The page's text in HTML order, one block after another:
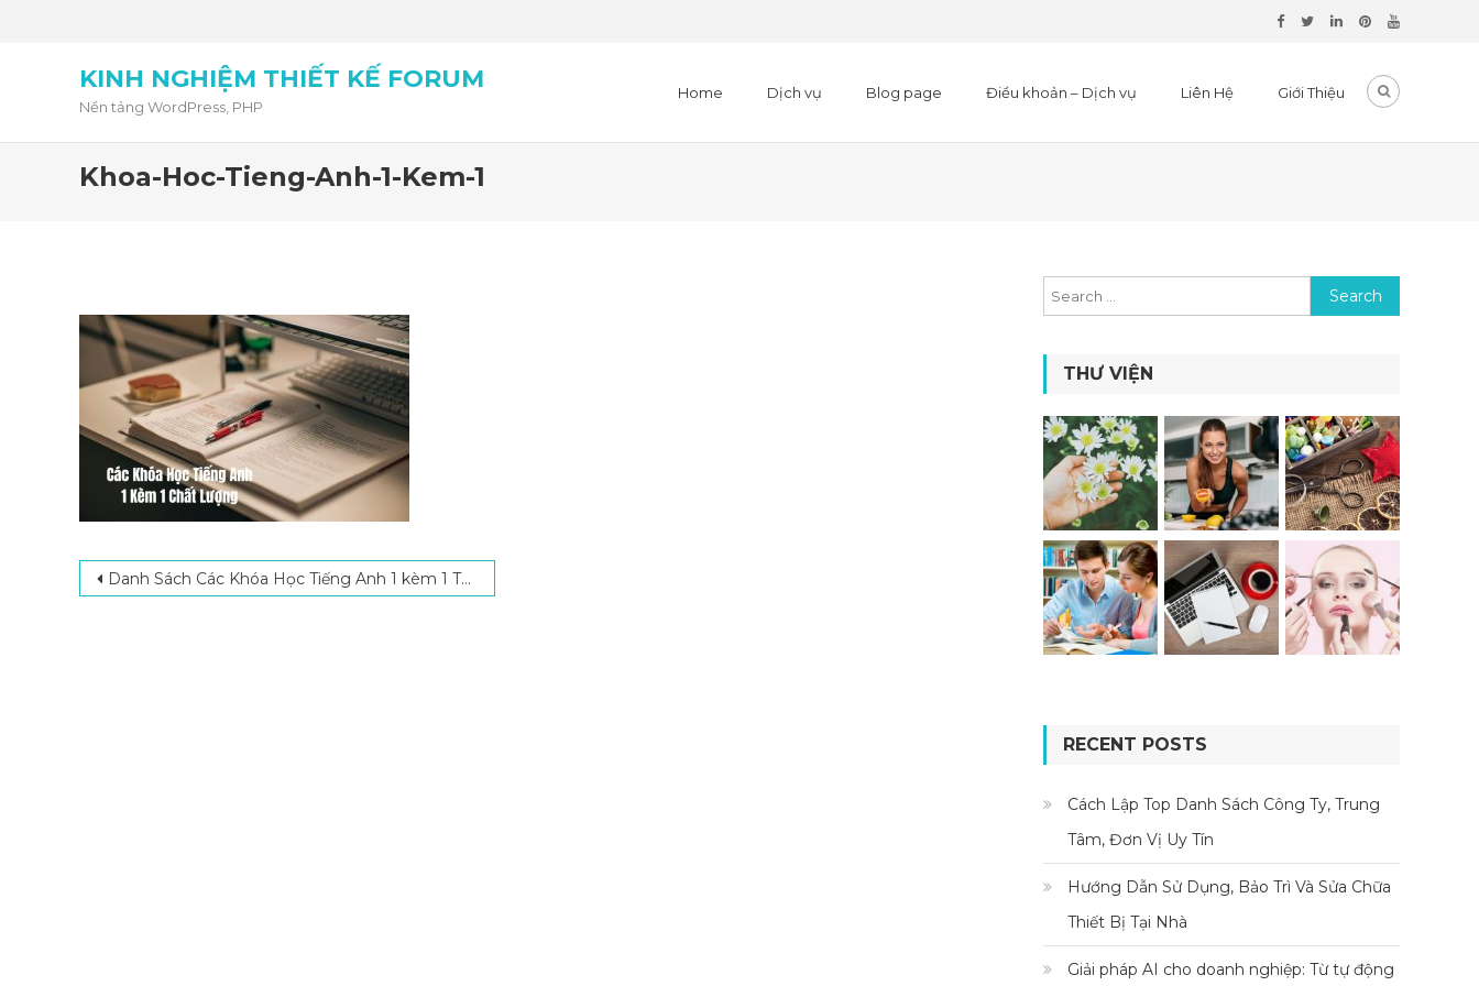
KINH NGHIỆM THIẾT KẾ FORUM
Nền tảng WordPress, PHP
Home Dịch vụ Blog page Điều khoản – Dịch vụ Liên Hệ Giới Thiệu
Khoa-Hoc-Tieng-Anh-1-Kem-1
Post navigation
Danh Sách Các Khóa Học Tiếng Anh 1 kèm 1 Tốt Nhất Hiện Nay
Search for:
THƯ VIỆN
RECENT POSTS
Cách Lập Top Danh Sách Công Ty, Trung
Tâm, Đơn Vị Uy Tín
Hướng Dẫn Sử Dụng, Bảo Trì Và Sửa Chữa
Thiết Bị Tại Nhà
Giải pháp AI cho doanh nghiệp: Từ tự động